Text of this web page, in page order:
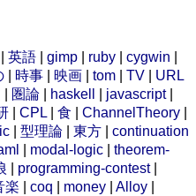
英語 gimp ruby cygwin
時事 映画 tom TV
URL
圏論 haskell javascript|
CPL| 食 ChannelTheory
型理論 東方
continuation
modal-logic
theorem-
programming-contest|
楽 coq money Alloy